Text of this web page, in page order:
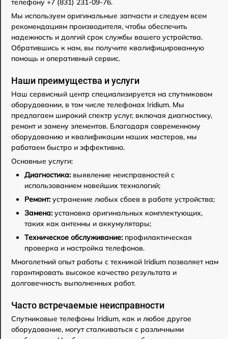
телефону +7 (831) 231-09-76.
Мы используем оригинальные запчасти и следуем всем
рекомендациям производителя, чтобы обеспечить
надежность и долгий срок службы вашего устройства.
Обратившись к нам, вы получите квалифицированную
помощь и оперативный сервис.
Наши преимущества и услуги
Наш сервисный центр специализируется на спутниковом
оборудовании, в том числе телефонах Iridium. Мы
предлагаем широкий спектр услуг, включая диагностику,
ремонт и замену элементов. Благодаря современному
оборудованию и квалификации наших мастеров, мы
работаем быстро и эффективно.
Основные услуги:
Диагностика: выявление неисправностей с
использованием новейших технологий;
Ремонт: устранение любых сбоев в работе устройства;
Замена: установка оригинальных комплектующих,
таких как антенны и аккумуляторы;
Техническое обслуживание: профилактическая
проверка и настройка телефонов.
Многолетний опыт работы с техникой Iridium позволяет нам
гарантировать высокое качество результата и
долговечность выполненных работ.
Часто встречаемые неисправности
Спутниковые телефоны Iridium, как и любое другое
оборудование, могут сталкиваться с различными